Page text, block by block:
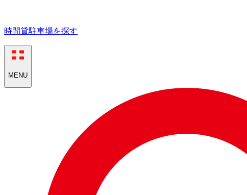
時間貸駐車場を探す
MENU